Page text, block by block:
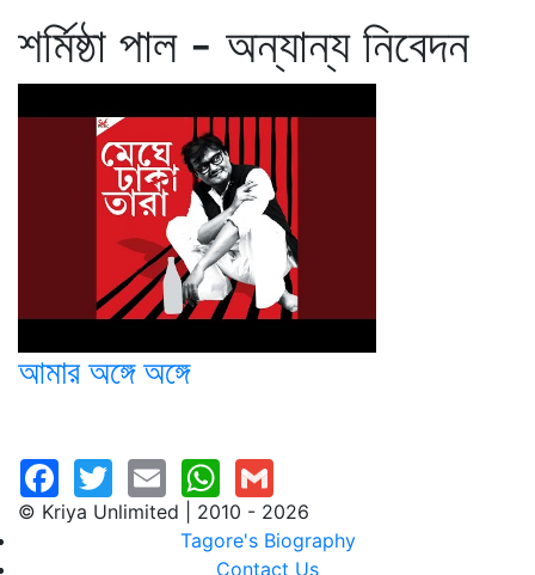
শর্মিষ্ঠা পাল - অন্যান্য নিবেদন
আমার অঙ্গে অঙ্গে
© Kriya Unlimited | 2010 - 2026
Tagore's Biography
Contact Us